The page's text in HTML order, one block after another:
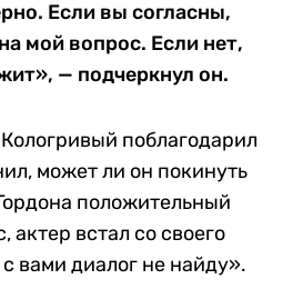
Если вы согласны,
мой вопрос. Если нет,
— подчеркнул он.
поблагодарил
может ли он покинуть
положительный
актер встал со своего
вами диалог не найду».